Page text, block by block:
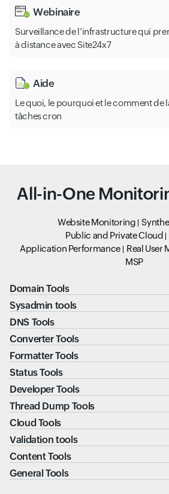
Webinaire
Surveillance de l’infrastructure qui
à distance avec Site24x7
Aide
Le quoi, le pourquoi et le comment de
tâches cron
All-in-One
Website Monitoring
Public and Private Cloud
Application Performance
Real User
MSP
Domain Tools
Sysadmin tools
DNS Tools
Converter Tools
Formatter Tools
Status Tools
Developer Tools
Thread Dump Tools
Cloud Tools
Validation tools
Content Tools
General Tools